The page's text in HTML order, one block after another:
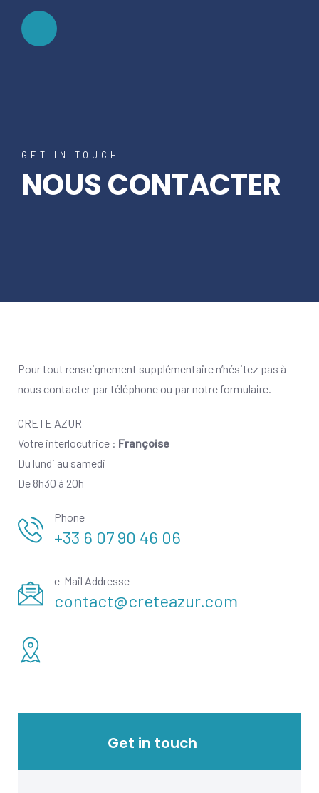
GET IN TOUCH
NOUS CONTACTER
Pour tout renseignement supplémentaire n’hésitez pas à
nous contacter par téléphone ou par notre formulaire.
CRETE AZUR
Votre interlocutrice : Françoise
Du lundi au samedi
De 8h30 à 20h
Phone
+33 6 07 90 46 06
e-Mail Addresse
contact@creteazur.com
Get in touch